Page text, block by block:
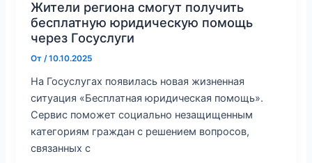
Жители региона смогут получить
бесплатную юридическую помощь
через Госуслуги
От /10.10.2025
На Госуслугах появилась новая жизненная
ситуация «Бесплатная юридическая помощь».
Сервис поможет социально незащищенным
категориям граждан с решением вопросов,
связанных с